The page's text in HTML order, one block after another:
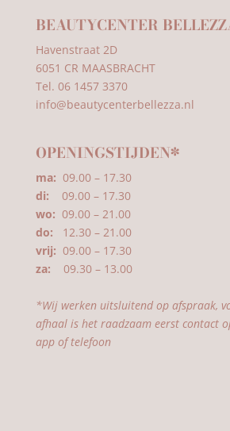
BEAUTYCENTER
Havenstraat 2D
6051 CR MAASBRACHT
Tel. 06 1457 3370
info@beautycenterbellezza.nl
OPENINGSTIJDEN*
ma: 09.00 – 17.30
di: 09.00 – 17.30
wo: 09.00 – 21.00
do: 12.30 – 21.00
vrij: 09.00 – 17.30
za: 09.30 – 13.00
*Wij werken uitsluitend op afspraak,
afhaal is het raadzaam eerst contact
app of telefoon